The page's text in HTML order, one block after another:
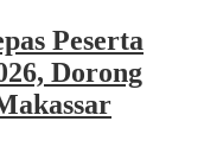
Peserta
Dorong